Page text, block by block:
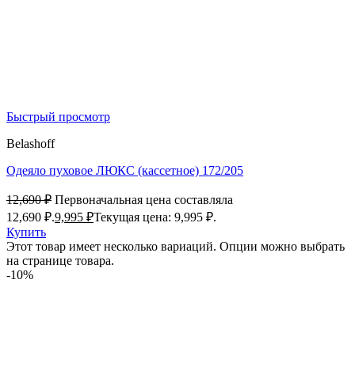
Быстрый просмотр
Belashoff
Одеяло пуховое ЛЮКС (кассетное) 172/205
12,690₽ Первоначальная цена составляла
12,690 ₽.9,995 ₽Текущая цена: 9,995 ₽.
Купить
Этот товар имеет несколько вариаций. Опции можно выбрать
на странице товара.
-10%